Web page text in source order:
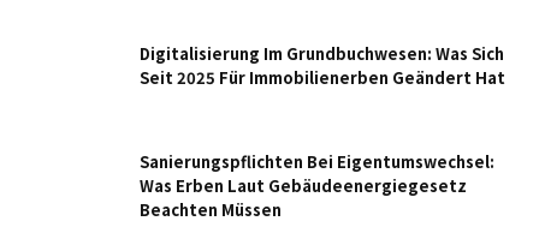
Digitalisierung Im Grundbuchwesen: Was Sich
Seit 2025 Für Immobilienerben Geändert Hat
Sanierungspflichten Bei Eigentumswechsel:
Was Erben Laut Gebäudeenergiegesetz
Beachten Müssen